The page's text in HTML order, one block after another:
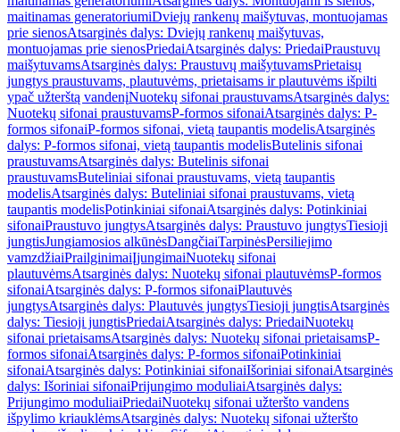
maitinamas generatoriumiDviejų rankenų maišytuvas, montuojamas
prie sienosAtsarginės dalys: Dviejų rankenų maišytuvas,
montuojamas prie sienosPriedaiAtsarginės dalys: PriedaiPraustuvų
maišytuvamsAtsarginės dalys: Praustuvų maišytuvamsPrietaisų
jungtys praustuvams, plautuvėms, prietaisams ir plautuvėms išpilti
ypač užterštą vandenįNuotekų sifonai praustuvamsAtsarginės dalys:
Nuotekų sifonai praustuvamsP-formos sifonaiAtsarginės dalys: P-
formos sifonaiP-formos sifonai, vietą taupantis modelisAtsarginės
dalys: P-formos sifonai, vietą taupantis modelisButelinis sifonai
praustuvamsAtsarginės dalys: Butelinis sifonai
praustuvamsButeliniai sifonai praustuvams, vietą taupantis
modelisAtsarginės dalys: Buteliniai sifonai praustuvams, vietą
taupantis modelisPotinkiniai sifonaiAtsarginės dalys: Potinkiniai
sifonaiPraustuvo jungtysAtsarginės dalys: Praustuvo jungtysTiesioji
jungtisJungiamosios alkūnėsDangčiaiTarpinėsPersiliejimo
vamzdžiaiPrailginimaiĮjungimaiNuotekų sifonai
plautuvėmsAtsarginės dalys: Nuotekų sifonai plautuvėmsP-formos
sifonaiAtsarginės dalys: P-formos sifonaiPlautuvės
jungtysAtsarginės dalys: Plautuvės jungtysTiesioji jungtisAtsarginės
dalys: Tiesioji jungtisPriedaiAtsarginės dalys: PriedaiNuotekų
sifonai prietaisamsAtsarginės dalys: Nuotekų sifonai prietaisamsP-
formos sifonaiAtsarginės dalys: P-formos sifonaiPotinkiniai
sifonaiAtsarginės dalys: Potinkiniai sifonaiIšoriniai sifonaiAtsarginės
dalys: Išoriniai sifonaiPrijungimo moduliaiAtsarginės dalys:
Prijungimo moduliaiPriedaiNuotekų sifonai užteršto vandens
išpylimo kriauklėmsAtsarginės dalys: Nuotekų sifonai užteršto